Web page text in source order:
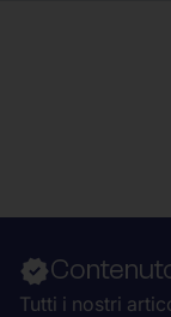
Tutti i nostri